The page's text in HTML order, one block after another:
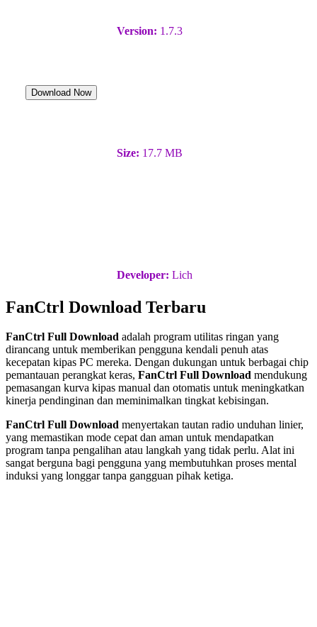
Download Now
Version: 1.7.3
Size: 17.7 MB
Developer: Lich
FanCtrl Download Terbaru
FanCtrl Full Download adalah program utilitas ringan yang
dirancang untuk memberikan pengguna kendali penuh atas
kecepatan kipas PC mereka. Dengan dukungan untuk berbagai chip
pemantauan perangkat keras, FanCtrl Full Download mendukung
pemasangan kurva kipas manual dan otomatis untuk meningkatkan
kinerja pendinginan dan meminimalkan tingkat kebisingan.
FanCtrl Full Download menyertakan tautan radio unduhan linier,
yang memastikan mode cepat dan aman untuk mendapatkan
program tanpa pengalihan atau langkah yang tidak perlu. Alat ini
sangat berguna bagi pengguna yang membutuhkan proses mental
induksi yang longgar tanpa gangguan pihak ketiga.